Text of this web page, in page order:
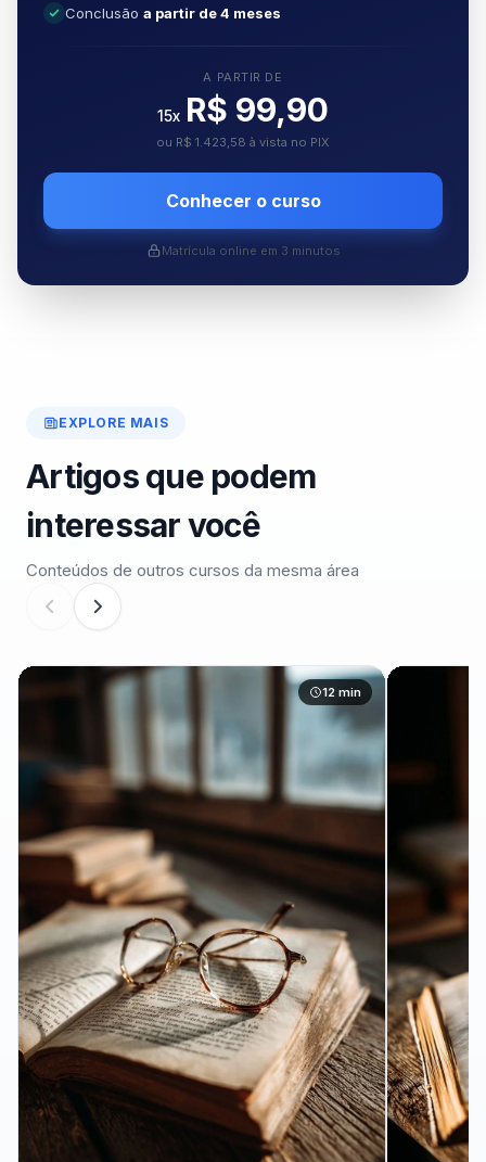
Conclusão a partir de 4 meses
A PARTIR DE
15x R$ 99,90
ou R$ 1.423,58 à vista no PIX
Conhecer o curso
Matrícula online em 3 minutos
EXPLORE MAIS
Artigos que podem
interessar você
Conteúdos de outros cursos da mesma área
12 min